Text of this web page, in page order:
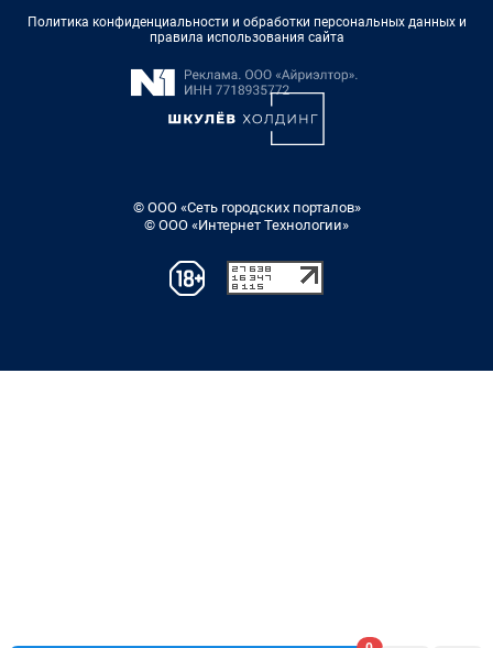
Политика конфиденциальности и обработки персональных данных и
правила использования сайта
© ООО «Сеть городских порталов»
© ООО «Интернет Технологии»